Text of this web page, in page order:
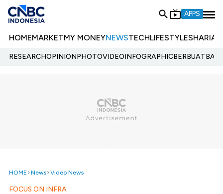
APPS
HOMEMARKETMY MONEYNEWSTECHLIFESTYLESHARIA
RESEARCHOPINIONPHOTOVIDEOINFOGRAPHIC
HOME News Video News
FOCUS ON INFRA